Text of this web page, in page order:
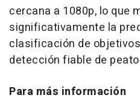
cercana a 1080p, lo que
significativamente la
clasificación de
detección fiable de
Para más información